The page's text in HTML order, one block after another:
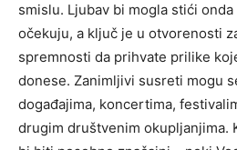
smislu. Ljubav bi mogla stići
očekuju, a ključ je u otvorenosti
spremnosti da prihvate prilike
donese. Zanimljivi susreti mogu
događajima, koncertima,
drugim društvenim okupljanjima.